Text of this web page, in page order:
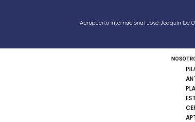
Aeropuerto Internacional José Joaquín De